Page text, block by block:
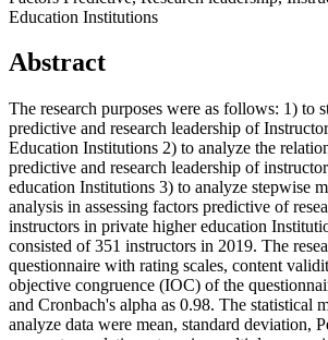
Education Institutions
Abstract
The research purposes were as follows: 1) to
predictive and research leadership of
Education Institutions 2) to analyze the
predictive and research leadership of
education Institutions 3) to analyze stepwise
analysis in assessing factors predictive of
instructors in private higher education
consisted of 351 instructors in 2019. The
questionnaire with rating scales, content
objective congruence (IOC) of the
and Cronbach's alpha as 0.98. The statistical
analyze data were mean, standard deviation,